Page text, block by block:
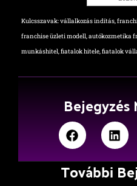
Kulcsszavak: vállalkozás indítás,
franchise üzleti modell, autókozmetika
munkáshitel, fiatalok hitele, fiatalok
Bejegyzés
További